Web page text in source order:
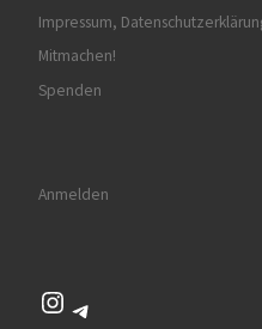
Impressum,
Mitmachen!
Spenden
Anmelden
Instagram
Telegram